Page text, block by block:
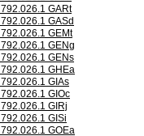
792.026.1 GARt
792.026.1 GASd
792.026.1 GEMt
792.026.1 GENg
792.026.1 GENs
792.026.1 GHEa
792.026.1 GIAs
792.026.1 GIOc
792.026.1 GIRj
792.026.1 GISi
792.026.1 GOEa